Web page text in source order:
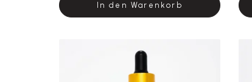
In den Warenkorb